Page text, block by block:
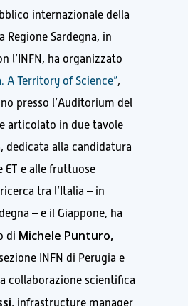
internazionale della
Regione Sardegna, in
l’INFN, ha organizzato
A Territory of Science”,
presso l’Auditorium del
articolato in due tavole
dedicata alla candidatura
ET e alle fruttuose
tra l’Italia – in
– e il Giappone, ha
di Michele Punturo,
INFN di Perugia e
collaborazione scientifica
, infrastructure manager